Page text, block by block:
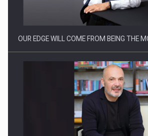
Webinar - Business Evolution-RETHINK
OUR EDGE WILL COME FROM BEING THE